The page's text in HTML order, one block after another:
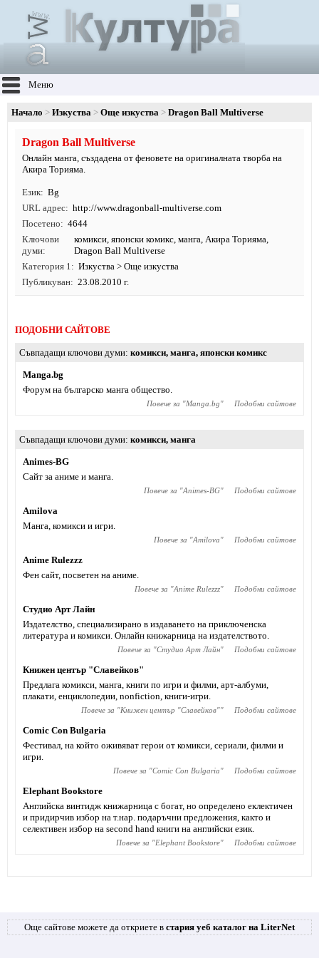
Меню
Начало Изкуства Още изкуства Dragon Ball Multiverse
Dragon Ball Multiverse
Онлайн манга, създадена от феновете на оригиналната творба на
Акира Торияма.
Език
Bg
URL адрес
http://www.dragonball-multiverse.com
Посетено
4644
Ключови
думи
комикси, японски комикс, манга, Акира Торияма,
Dragon Ball Multiverse
Категория 1
Изкуства > Още изкуства
Публикуван
23.08.2010 г.
ПОДОБНИ САЙТОВЕ
Съвпадащи ключови думи комикси, манга, японски комикс
Manga.bg
Форум на българско манга общество.
Повече за "Manga.bg" Подобни сайтове
Съвпадащи ключови думи комикси, манга
Animes-BG
Сайт за аниме и манга.
Повече за "Animes-BG" Подобни сайтове
Amilova
Манга, комикси и игри.
Повече за "Amilova" Подобни сайтове
Anime Rulezzz
Фен сайт, посветен на аниме.
Повече за "Anime Rulezzz" Подобни сайтове
Студио Арт Лайн
Издателство, специализирано в издаването на приключенска
литература и комикси. Онлайн книжарница на издателството.
Повече за "Студио Арт Лайн" Подобни сайтове
Книжен център "Славейков"
Предлага комикси, манга, книги по игри и филми, арт-албуми,
плакати, енциклопедии, nonfiction, книги-игри.
Повече за "Книжен център "Славейков"" Подобни сайтове
Comic Con Bulgaria
Фестивал, на който оживяват герои от комикси, сериали, филми и
игри.
Повече за "Comic Con Bulgaria" Подобни сайтове
Elephant Bookstore
Английска винтидж книжарница с богат, но определено еклектичен
и придирчив избор на т.нар. подаръчни предложения, както и
селективен избор на second hand книги на английски език.
Повече за "Elephant Bookstore" Подобни сайтове
Още сайтове можете да откриете в стария уеб каталог на LiterNet